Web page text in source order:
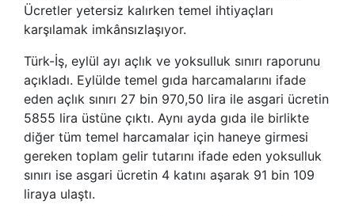
Ücretler yetersiz kalırken temel ihtiyaçları
karşılamak imkânsızlaşıyor.
Türk-İş, eylül ayı açlık ve yoksulluk sınırı raporunu
açıkladı. Eylülde temel gıda harcamalarını ifade
eden açlık sınırı 27 bin 970,50 lira ile asgari ücretin
5855 lira üstüne çıktı. Aynı ayda gıda ile birlikte
diğer tüm temel harcamalar için haneye girmesi
gereken toplam gelir tutarını ifade eden yoksulluk
sınırı ise asgari ücretin 4 katını aşarak 91 bin 109
liraya ulaştı.